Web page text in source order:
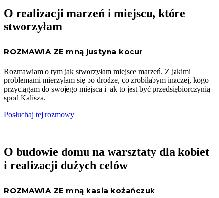
O realizacji marzeń i miejscu, które
stworzyłam
ROZMAWIA ZE mną justyna kocur
Rozmawiam o tym jak stworzyłam miejsce marzeń. Z jakimi
problemami mierzyłam się po drodze, co zrobiłabym inaczej, kogo
przyciągam do swojego miejsca i jak to jest być przedsiębiorczynią
spod Kalisza.
Posłuchaj tej rozmowy
O budowie domu na warsztaty dla kobiet
i realizacji dużych celów
ROZMAWIA ZE mną kasia kożańczuk